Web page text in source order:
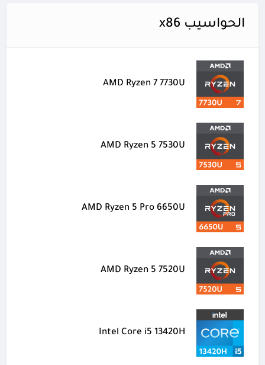
الحواسيب x86
AMD Ryzen 7 7730U
AMD Ryzen 5 7530U
AMD Ryzen 5 Pro 6650U
AMD Ryzen 5 7520U
Intel Core i5 13420H